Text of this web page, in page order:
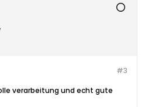
#3
verarbeitung und echt gute